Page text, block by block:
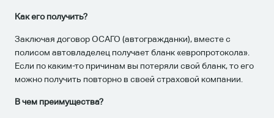
Как его получить?
Заключая договор ОСАГО (автогражданки), вместе с
полисом автовладелец получает бланк «европротокола».
Если по каким-то причинам вы потеряли свой бланк, то его
можно получить повторно в своей страховой компании.
В чем преимущества?